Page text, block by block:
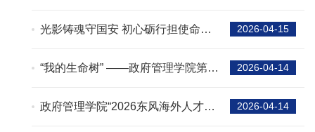
光影铸魂守国安 初心砺行担使命
无声》红色观影主题党日活动
2026-04-15
“我的生命树” ——政府管理学院第三
2026-04-14
政府管理学院“2026东风海外人才校
2026-04-14